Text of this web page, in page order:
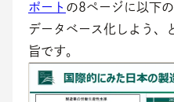
ポート の8ページに以下
データベース化しよう、
旨です。